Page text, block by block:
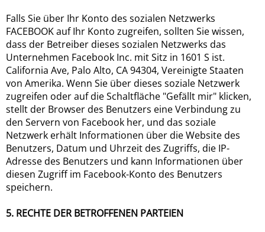
Falls Sie über Ihr Konto des sozialen Netzwerks
FACEBOOK auf Ihr Konto zugreifen, sollten Sie wissen,
dass der Betreiber dieses sozialen Netzwerks das
Unternehmen Facebook Inc. mit Sitz in 1601 S ist.
California Ave, Palo Alto, CA 94304, Vereinigte Staaten
von Amerika. Wenn Sie über dieses soziale Netzwerk
zugreifen oder auf die Schaltfläche "Gefällt mir" klicken,
stellt der Browser des Benutzers eine Verbindung zu
den Servern von Facebook her, und das soziale
Netzwerk erhält Informationen über die Website des
Benutzers, Datum und Uhrzeit des Zugriffs, die IP-
Adresse des Benutzers und kann Informationen über
diesen Zugriff im Facebook-Konto des Benutzers
speichern.
5. RECHTE DER BETROFFENEN PARTEIEN